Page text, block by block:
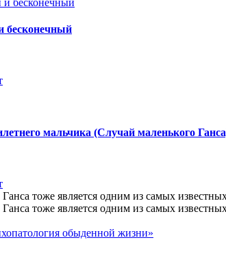
бесконечный
мальчика (Случай маленького
тоже является одним из самых
тоже является одним из самых